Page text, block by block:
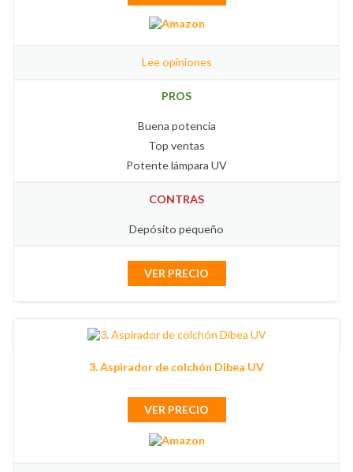
Lee opiniones
PROS
Buena potencia
Top ventas
Potente lámpara UV
CONTRAS
Depósito pequeño
VER PRECIO
3. Aspirador de colchón Dibea UV
VER PRECIO